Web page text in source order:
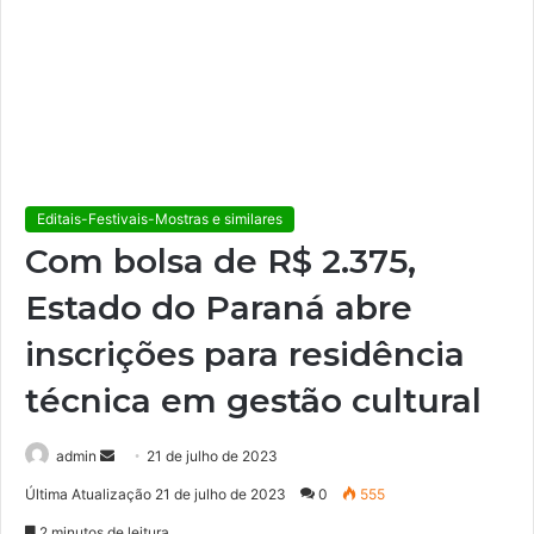
Editais-Festivais-Mostras e similares
Com bolsa de R$ 2.375,
Estado do Paraná abre
inscrições para residência
técnica em gestão cultural
admin 21 de julho de 2023
Última Atualização 21 de julho de 2023 0 555